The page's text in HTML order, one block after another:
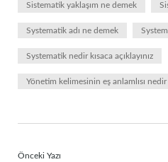
Sistematik yaklaşım ne demek
Systematik adı ne demek
Systematik nedir kısaca açıklayınız
Yönetim kelimesinin eş anlamlısı nedir
Önceki Yazı